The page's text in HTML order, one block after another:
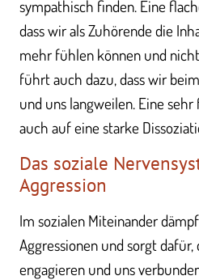
sympathisch finden. Eine
dass wir als Zuhörende die
mehr fühlen können und
führt auch dazu, dass wir
und uns langweilen. Eine
auch auf eine starke
Das soziale
Aggression
Im sozialen Miteinander
Aggressionen und sorgt dafür,
engagieren und uns